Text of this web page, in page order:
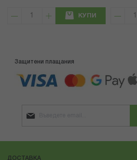
КУПИ
Защитени плащания
ДОСТАВКА